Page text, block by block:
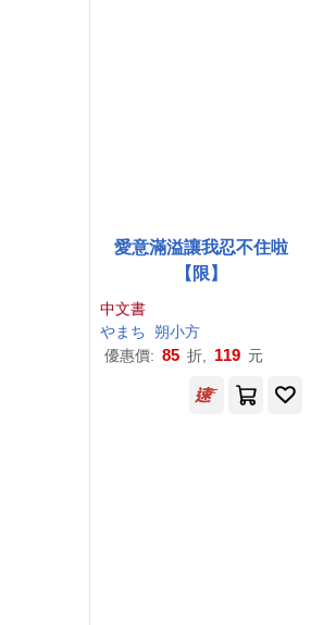
愛意滿溢讓我忍不住啦
【限】
中文書
やまち 朔小方
優惠價: 85 折, 119 元